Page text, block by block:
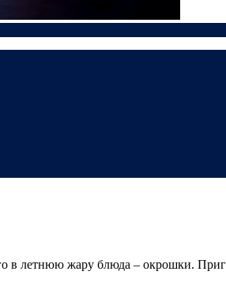
в летнюю жару блюда – окрошки.